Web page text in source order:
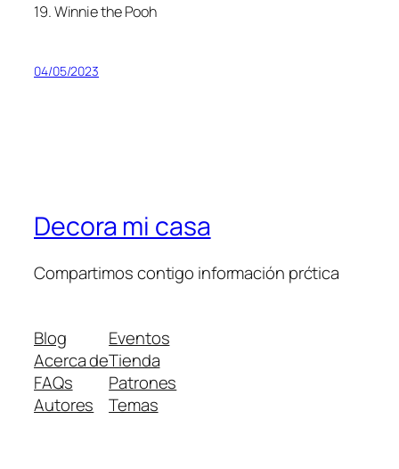
19. Winnie the Pooh
04/05/2023
Decora mi casa
Compartimos contigo información prćtica
Blog
Acerca de
FAQs
Autores
Eventos
Tienda
Patrones
Temas